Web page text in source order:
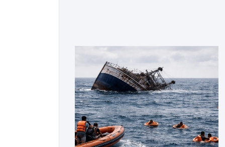
الإقليمي للجديدة، ورئيس المجلس
العلمي المحلي للجديدة، وذلك بحضور
شخصيات مدنية وعسكرية ودينية. وجرت
مراسيم افتتاح فعاليات الموسم بالخيمة
الرسمية، حيث أُلقيت كلمات كل من رئيس
المجلس […]